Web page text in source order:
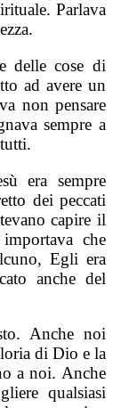
Parlava
delle cose di
ad avere un
non pensare
sempre a
era sempre
dei peccati
capire il
che
Egli era
anche del
Anche noi
di Dio e la
a noi. Anche
qualsiasi